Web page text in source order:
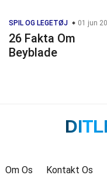
SPIL OG LEGETØJ 01 jun
26 Fakta Om
Beyblade
Om Os Kontakt Os